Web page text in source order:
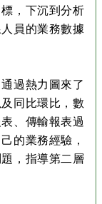
，下沉到分析
員的業務數據
過熱力圖來了
同比環比，數
、傳輸報表過
的業務經驗，
，指導第二層